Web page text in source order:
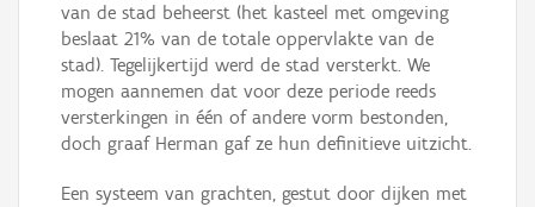
van de stad beheerst (het kasteel met omgeving
beslaat 21% van de totale oppervlakte van de
stad). Tegelijkertijd werd de stad versterkt. We
mogen aannemen dat voor deze periode reeds
versterkingen in één of andere vorm bestonden,
doch graaf Herman gaf ze hun definitieve uitzicht.
Een systeem van grachten, gestut door dijken met